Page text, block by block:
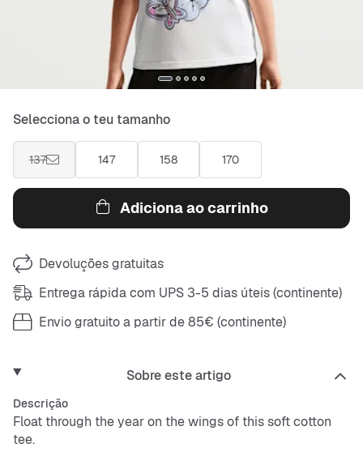
Selecciona o teu tamanho
137 147 158 170
Adiciona ao carrinho
Devoluções gratuitas
Entrega rápida com UPS 3-5 dias úteis (continente)
Envio gratuito a partir de 85€ (continente)
Sobre este artigo
Descrição
Float through the year on the wings of this soft cotton
tee.